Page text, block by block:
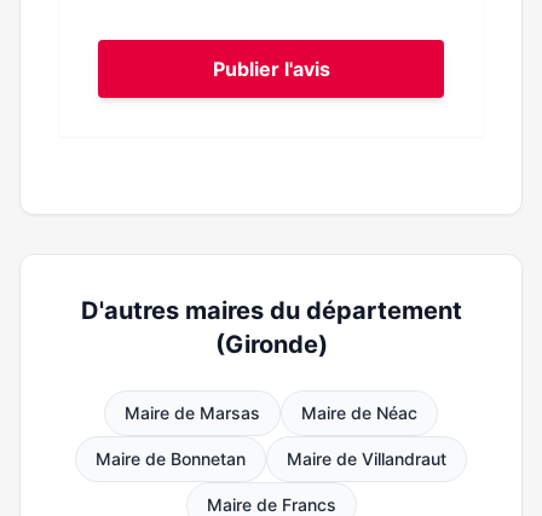
Publier l'avis
D'autres maires du département
(Gironde)
Maire de Marsas Maire de Néac
Maire de Bonnetan Maire de Villandraut
Maire de Francs